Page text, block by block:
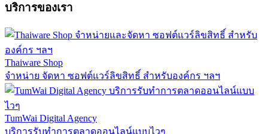
บริการของเรา
Thaiware Shop
จำหน่าย จัดหา ซอฟต์แวร์ลิขสิทธิ์ สำหรับองค์กร ฯลฯ
TumWai Digital Agency
บริการรับทำการตลาดออนไลน์แบบไวๆ